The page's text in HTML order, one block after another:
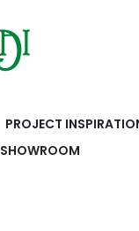
PROJECT
SHOWROOM